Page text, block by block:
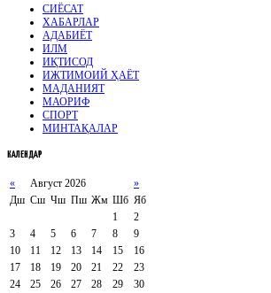
СИЁСАТ
ХАБАРЛАР
АДАБИЁТ
ИЛМ
ИҚТИСОД
ИЖТИМОИЙ ҲАЁТ
МАДАНИЯТ
МАОРИФ
СПОРТ
МИНТАҚАЛАР
КАЛЕНДАР
« Август 2026
»
Дш Сш Чш Пш Жм Шб Яб
1
2
3
4 5 6 7 8
9
10
11 12 13 14 15
16
17
18 19 20 21 22
23
24
25 26 27 28 29
30